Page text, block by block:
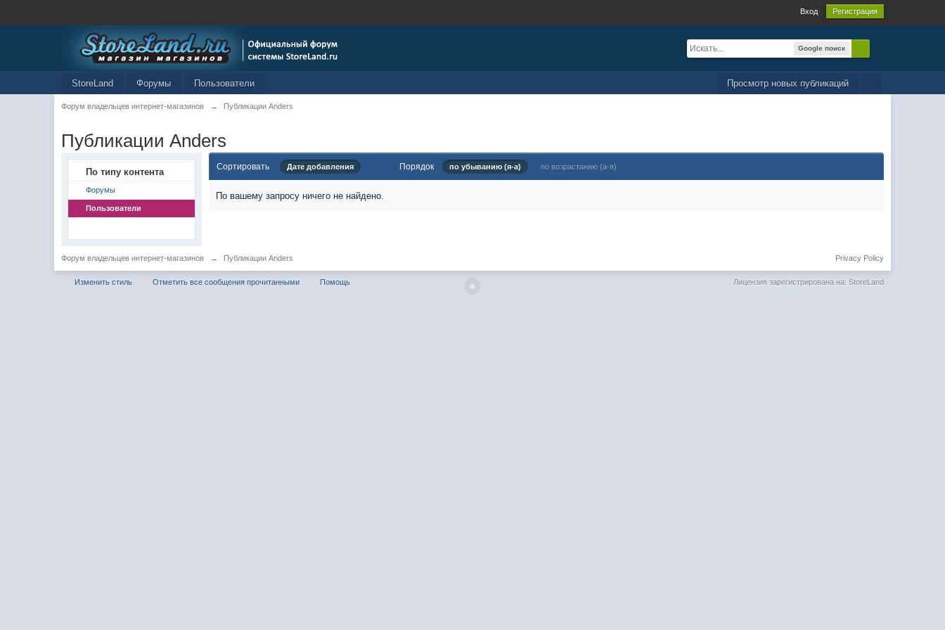
Вход Регистрация
Google поиск
Просмотр новых публикаций
StoreLand Форумы Пользователи
Форум владельцев интернет-магазинов → Публикации Anders
Публикации Anders
По типу контента
Форумы
Пользователи
Сортировать Дате добавления Порядок по убыванию (я-а) по возрастанию (а-я)
По вашему запросу ничего не найдено.
Форум владельцев интернет-магазинов → Публикации Anders Privacy Policy
Изменить стиль Отметить все сообщения прочитанными Помощь Лицензия зарегистрирована на: StoreLand